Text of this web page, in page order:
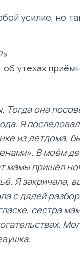
усилие, но
утехах
Тогда она
Я
из детдома,
В моём
мамы пришёл
Я закричала,
с дядей
сестра